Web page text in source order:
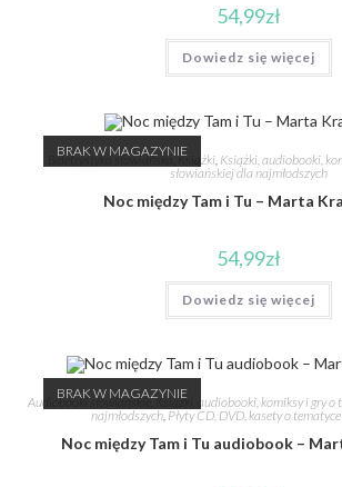
54,99zł
Dowiedz się więcej
BRAK W MAGAZYNIE
Beletrystyka słowiańska ,Książki, Książki, audiobooki,
słowiańskiej dla najmłodszych
Noc między Tam i Tu – Marta
54,99zł
Dowiedz się więcej
BRAK W MAGAZYNIE
Audiobooki słowiańskie,Książki, audiobooki, komiksy i gry o
najmłodszych, Płyty CD, DVD, kasety o
Noc między Tam i Tu audiobook –